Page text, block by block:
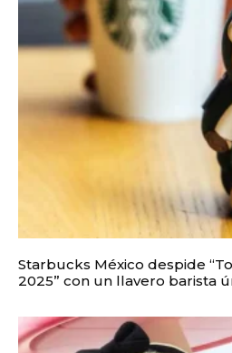
Starbucks México despide
2025” con un llavero barista